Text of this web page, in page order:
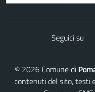
Seguici su
© 2026Comune di
contenuti del sito, testi